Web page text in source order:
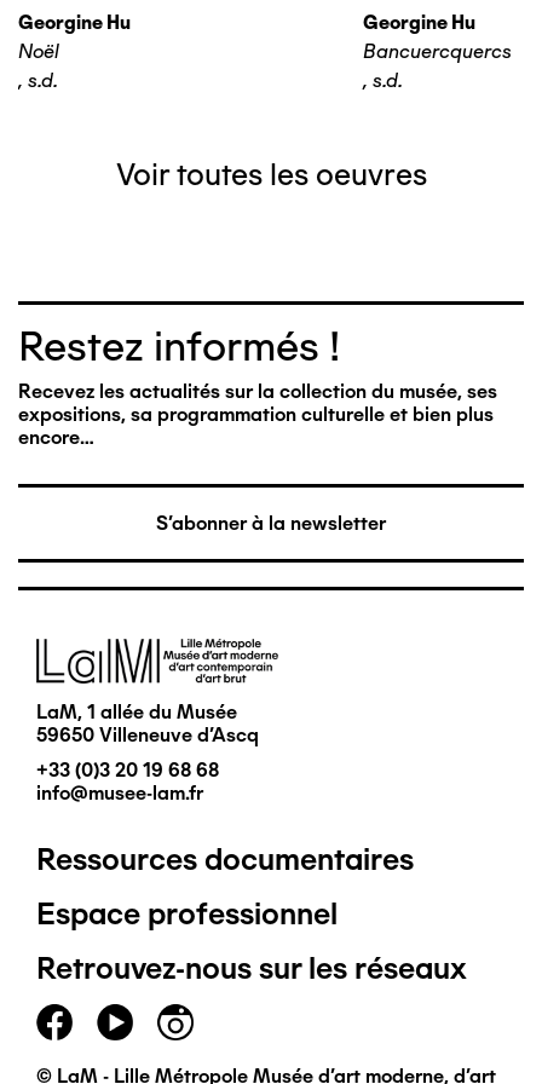
Georgine Hu
Noël
, s.d.
Georgine Hu
Bancuercquercs
, s.d.
Voir toutes les oeuvres
Restez informés !
Recevez les actualités sur la collection du musée, ses
expositions, sa programmation culturelle et bien plus
encore…
S'abonner à la newsletter
Image
LaM, 1 allée du Musée
59650 Villeneuve d'Ascq
+33 (0)3 20 19 68 68
info@musee-lam.fr
Pied
de
page
principal
Ressources documentaires
Espace professionnel
Retrouvez-nous sur les réseaux
© LaM - Lille Métropole Musée d'art moderne, d'art